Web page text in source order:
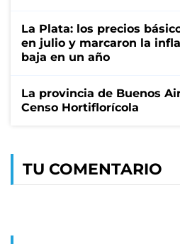
La Plata: los precios
en julio y marcaron la
baja en un año
La provincia de Buenos
Censo Hortiflorícola
TU COMENTARIO